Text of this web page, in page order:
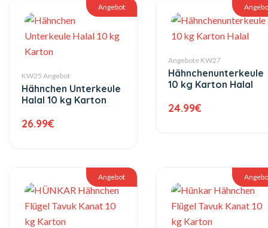
Angebot
KW25 Angebot
Hähnchen Unterkeule
Halal 10 kg Karton
26.99€
Angebote KW27
Hähnchenunterkeule
10 kg Karton Halal
24.99€
Angebot